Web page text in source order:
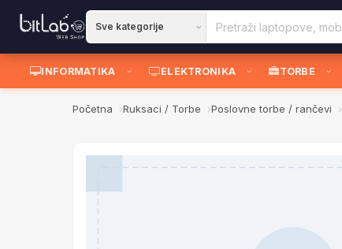
INFORMATIKA ELEKTRONIKA TORBE
Početna Ruksaci / Torbe Poslovne torbe / rančevi